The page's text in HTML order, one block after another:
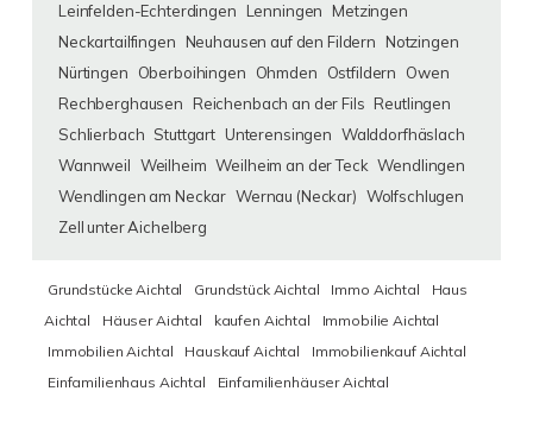
Leinfelden-Echterdingen
Lenningen
Metzingen
Neckartailfingen
Neuhausen auf den Fildern
Notzingen
Nürtingen
Oberboihingen Ohmden Ostfildern
Owen
Rechberghausen
Reichenbach an der Fils Reutlingen
Schlierbach Stuttgart Unterensingen Walddorfhäslach
Wannweil Weilheim Weilheim an der Teck Wendlingen
Wendlingen am Neckar Wernau (Neckar) Wolfschlugen
Zell unter Aichelberg
Grundstücke Aichtal Grundstück Aichtal Immo Aichtal
Haus
Aichtal
Häuser Aichtal kaufen Aichtal
Immobilie Aichtal
Immobilien Aichtal
Hauskauf Aichtal
Immobilienkauf Aichtal
Einfamilienhaus Aichtal
Einfamilienhäuser Aichtal